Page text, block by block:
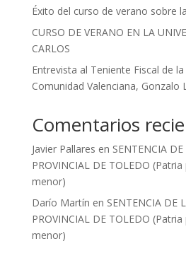
Éxito del curso de verano sobre
CURSO DE VERANO EN LA
CARLOS
Entrevista al Teniente Fiscal de
Comunidad Valenciana, Gonzalo
Comentarios
Javier Pallares en SENTENCIA
PROVINCIAL DE TOLEDO
menor)
Darío Martín en SENTENCIA DE
PROVINCIAL DE TOLEDO
menor)